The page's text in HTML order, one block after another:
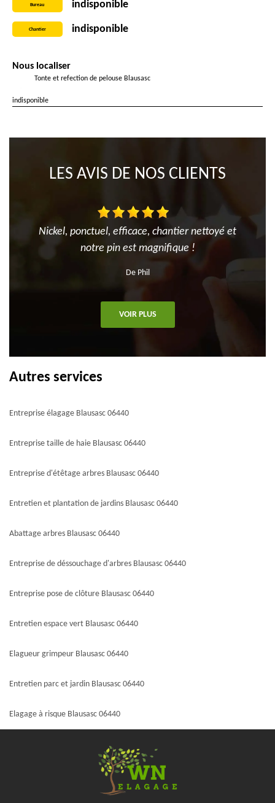
Bureau indisponible
Chantier indisponible
Nous localiser
Tonte et refection de pelouse Blausasc
indisponible
LES AVIS DE NOS CLIENTS
Nickel, ponctuel, efficace, chantier nettoyé et
notre pin est magnifique !
De Phil
VOIR PLUS
Autres services
Entreprise élagage Blausasc 06440
Entreprise taille de haie Blausasc 06440
Entreprise d'étêtage arbres Blausasc 06440
Entretien et plantation de jardins Blausasc 06440
Abattage arbres Blausasc 06440
Entreprise de déssouchage d'arbres Blausasc 06440
Entreprise pose de clôture Blausasc 06440
Entretien espace vert Blausasc 06440
Elagueur grimpeur Blausasc 06440
Entretien parc et jardin Blausasc 06440
Elagage à risque Blausasc 06440